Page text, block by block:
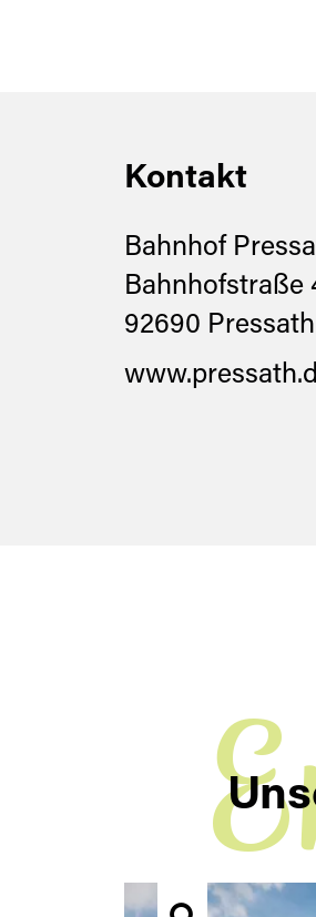
für
für
Kontakt
Bahnhof
Bahnhofstraße
92690 Pressath